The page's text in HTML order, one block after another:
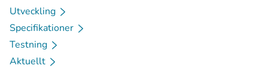
Utveckling
Specifikationer
Testning
Aktuellt